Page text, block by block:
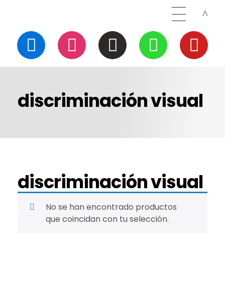
discriminación visual
discriminación visual
No se han encontrado productos
que coincidan con tu selección.